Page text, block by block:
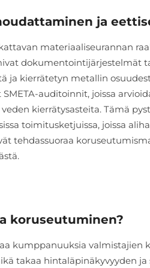
ja
materiaaliseurannan
ja kierrätetyn metallin
auditoinnit, joissa
kierrätysasteita. Tämä
toimitusketjuissa, joissa
tehdassuoraa
koruseutuminen?
kumppanuuksia valmistajien
takaa hintaläpinäkyvyyden